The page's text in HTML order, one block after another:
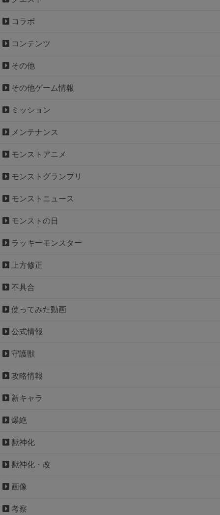
コラボ
コンテンツ
その他
その他ゲーム情報
ミッション
メンテナンス
モンストアニメ
モンストグランプリ
モンストニュース
モンストの日
ラッキーモンスター
上方修正
不具合
使ってみた動画
公式情報
守護獣
攻略情報
新キャラ
爆絶
獣神化
獣神化・改
画像
考察